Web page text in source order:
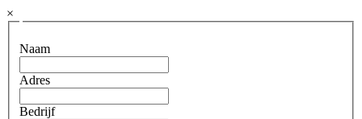
×
Naam
Adres
Bedrijf